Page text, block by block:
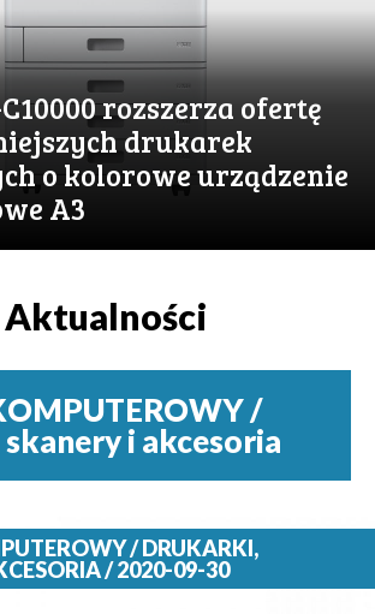
rozszerza ofertę
drukarek
o kolorowe urządzenie
A3
Aktualności
/
i akcesoria
/ DRUKARKI,
/ 2020-09-30